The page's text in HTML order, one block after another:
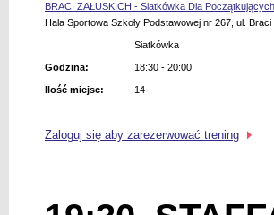
BRACI ZAŁUSKICH - Siatkówka Dla Początkujących
Hala Sportowa Szkoły Podstawowej nr 267, ul. Braci
Siatkówka
Godzina: 18:30 - 20:00
Ilość miejsc: 14
Zaloguj się aby zarezerwować trening